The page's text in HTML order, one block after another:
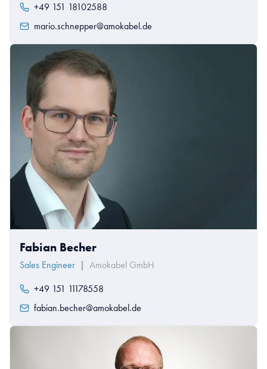
+49 151 18102588
mario.schnepper@amokabel.de
Fabian Becher
Sales Engineer | Amokabel GmbH
+49 151 11178558
fabian.becher@amokabel.de